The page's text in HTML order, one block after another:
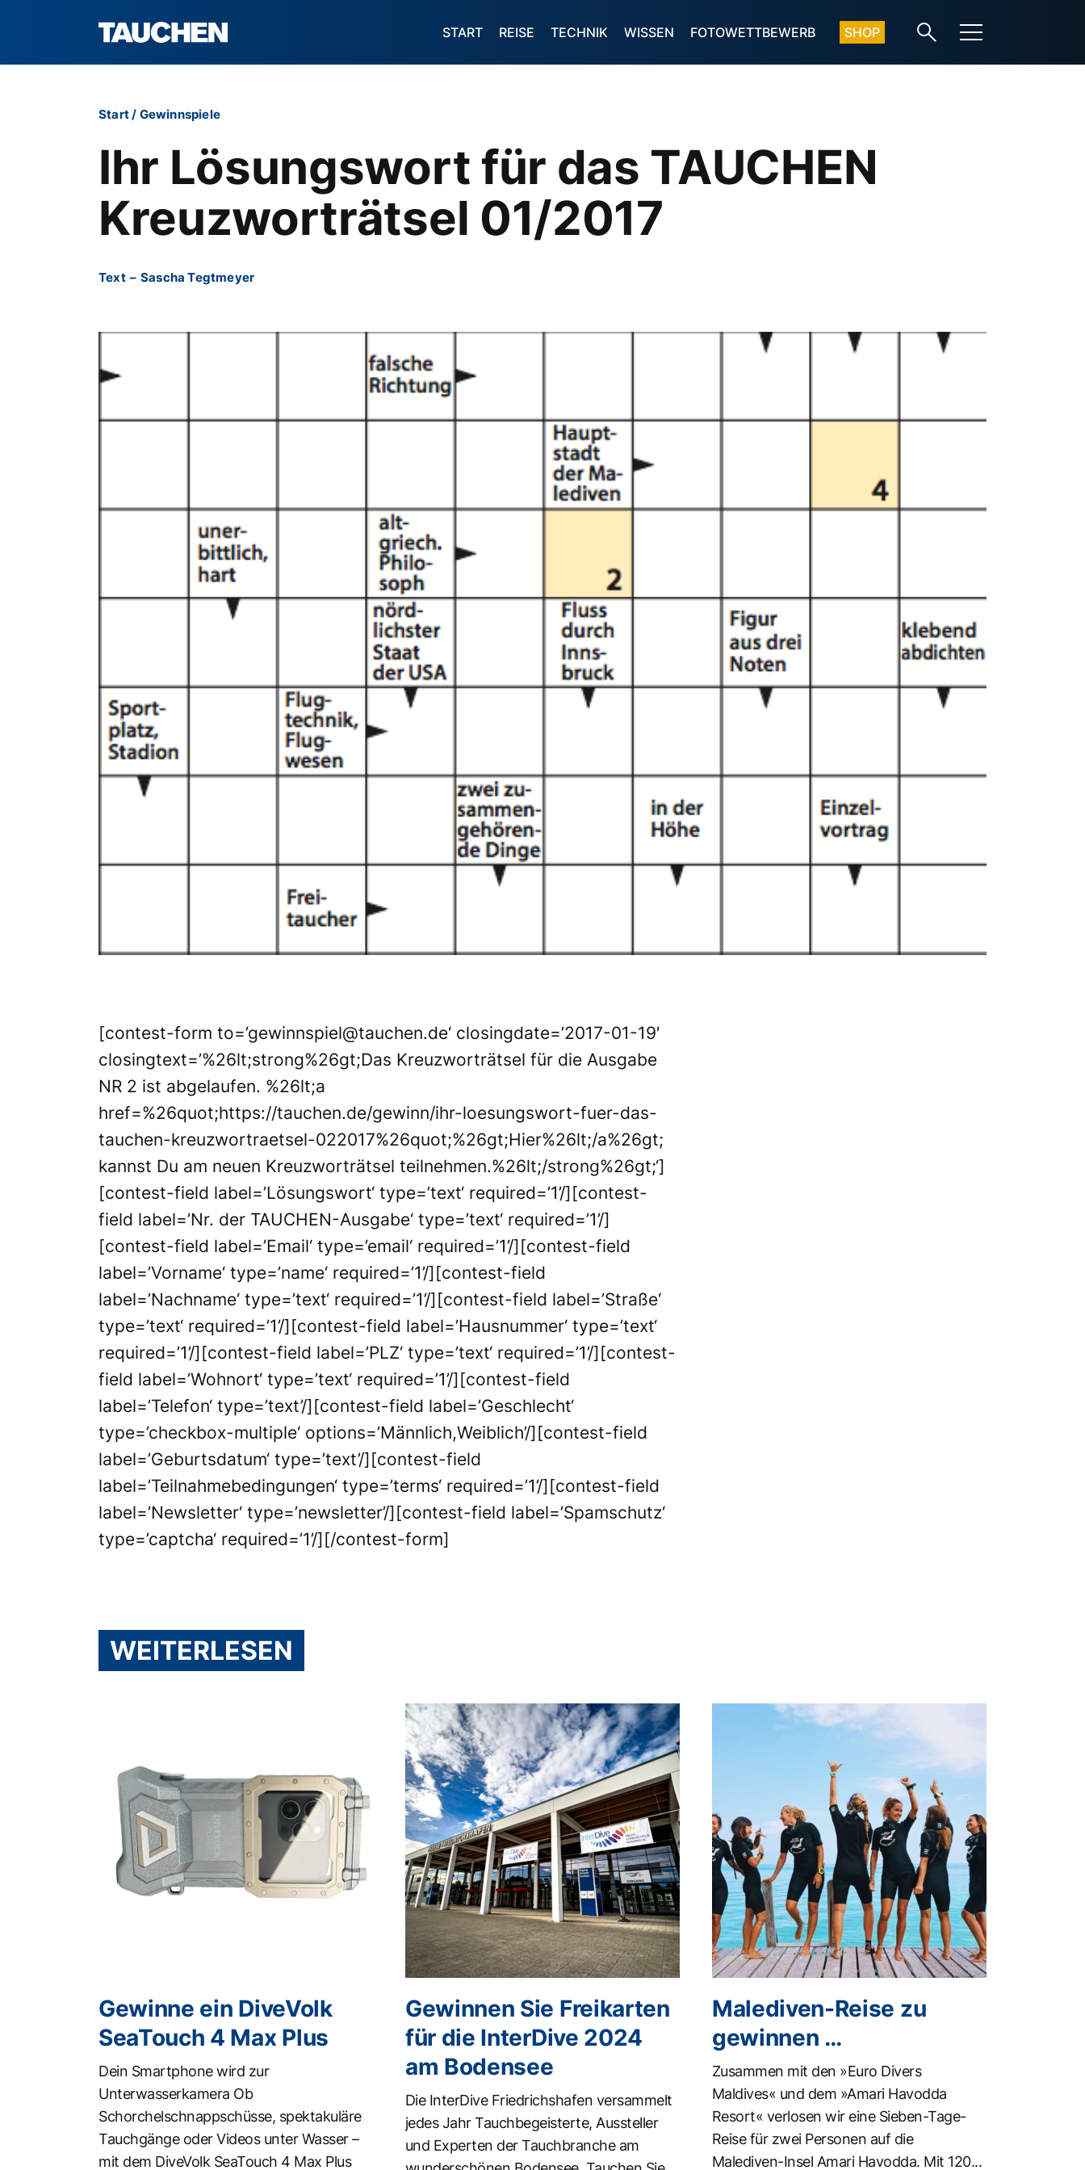
START REISE TECHNIK WISSEN FOTOWETTBEWERB SHOP
Start/ Gewinnspiele
Ihr Lösungswort für das TAUCHEN
Kreuzworträtsel 01/2017
Text – Sascha Tegtmeyer
[contest-form to=’gewinnspiel@tauchen.de‘ closingdate=’2017-01-19′
closingtext=’%26lt;strong%26gt;Das Kreuzworträtsel für die Ausgabe
NR 2 ist abgelaufen. %26lt;a
href=%26quot;https://tauchen.de/gewinn/ihr-loesungswort-fuer-das-
tauchen-kreuzwortraetsel-022017%26quot;%26gt;Hier%26lt;/a%26gt;
kannst Du am neuen Kreuzworträtsel teilnehmen.%26lt;/strong%26gt;‘]
[contest-field label=’Lösungswort‘ type=’text‘ required=’1’/][contest-
field label=’Nr. der TAUCHEN-Ausgabe‘ type=’text‘ required=’1’/]
[contest-field label=’Email‘ type=’email‘ required=’1’/][contest-field
label=’Vorname‘ type=’name‘ required=’1’/][contest-field
label=’Nachname‘ type=’text‘ required=’1’/][contest-field label=’Straße‘
type=’text‘ required=’1’/][contest-field label=’Hausnummer‘ type=’text‘
required=’1’/][contest-field label=’PLZ‘ type=’text‘ required=’1’/][contest-
field label=’Wohnort‘ type=’text‘ required=’1’/][contest-field
label=’Telefon‘ type=’text’/][contest-field label=’Geschlecht‘
type=’checkbox-multiple‘ options=’Männlich,Weiblich’/][contest-field
label=’Geburtsdatum‘ type=’text’/][contest-field
label=’Teilnahmebedingungen‘ type=’terms‘ required=’1’/][contest-field
label=’Newsletter‘ type=’newsletter’/][contest-field label=’Spamschutz‘
type=’captcha‘ required=’1’/][/contest-form]
WEITERLESEN
Gewinne ein DiveVolk
SeaTouch 4 Max Plus
Dein Smartphone wird zur
Unterwasserkamera Ob
Schorchelschnappschüsse, spektakuläre
Tauchgänge oder Videos unter Wasser –
mit dem DiveVolk SeaTouch 4 Max Plus
Gewinnen Sie Freikarten
für die InterDive 2024
am Bodensee
Die InterDive Friedrichshafen versammelt
jedes Jahr Tauchbegeisterte, Aussteller
und Experten der Tauchbranche am
Malediven-Reise zu
gewinnen …
Zusammen mit den »Euro Divers
Maldives« und dem »Amari Havodda
Resort« verlosen wir eine Sieben-Tage-
Reise für zwei Personen auf die
Malediven-Insel Amari Havodda. Mit 120...